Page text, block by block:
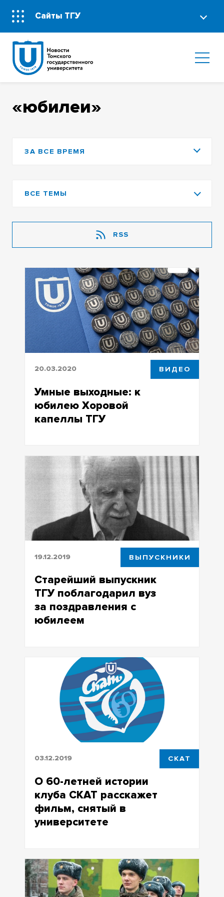
Сайты ТГУ
«юбилеи»
ЗА ВСЕ ВРЕМЯ
ВСЕ ТЕМЫ
RSS
20.03.2020 ВИДЕО
Умные выходные: к
юбилею Хоровой
капеллы ТГУ
капеллы ТГУ
19.12.2019 ВЫПУСКНИКИ
Старейший выпускник
ТГУ поблагодарил вуз
за поздравления с
юбилеем
поблагодарил вуз за поздравления с
юбилеем
03.12.2019 СКАТ
О 60-летней истории
клуба СКАТ расскажет
фильм, снятый в
университете
расскажет фильм, снятый в
университете